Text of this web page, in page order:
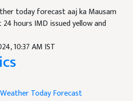
today forecast aaj ka Mausam
hours IMD issued yellow and
10:37 AM IST
Weather Today Forecast